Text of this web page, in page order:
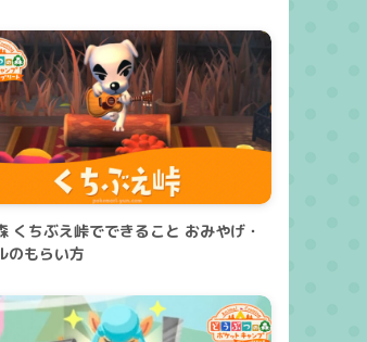
くちぶえ峠でできること おみやげ・
のもらい方